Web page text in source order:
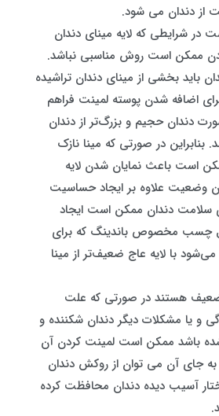
از دندان می‌ شود.
در شرایطی که لایه مینای دندان
ممکن است روش مناسبی نباشد.
باید بخشی از مینای دندان تراشیده
اضافه شدن پوسته لمینت فراهم
دندان حجیم و بزرگ‌تر از دندان‌
در صورتی که مینا نازک
است باعث نمایان شدن لایه
وضعیت علاوه بر ایجاد حساسیت
سلامت دندان ممکن است ایجاد
چسب مخصوص باندینگ که برای
با لایه عاج ضعیف‌تر از مینا
هستند در صورتی که علت
و یا مشکلات دیگر دندان‌ شکننده و
باشد ممکن است لمینت کردن آن
به جای آن می‌ توان از روکش دندان
آسیب ‌دیده دندان محافظت کرده